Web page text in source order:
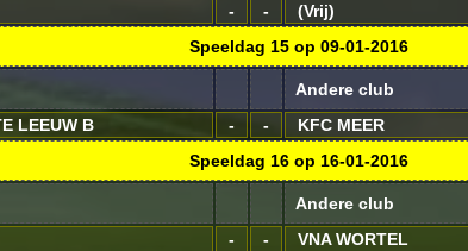
- - (Vrij)
Speeldag 15 op 09-01-2016
Andere club
LEEUW B
- - KFC MEER
Speeldag 16 op 16-01-2016
Andere club
- - VNA WORTEL